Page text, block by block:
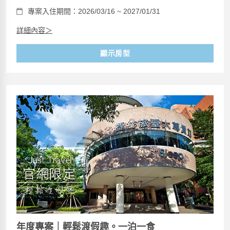
專案入住期間：2026/03/16 ~ 2027/01/31
詳細內容＞
顯示房型
年度專案｜輕鬆渡假趣。一泊一食